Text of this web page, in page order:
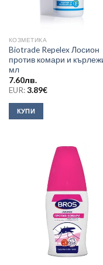
КОЗМЕТИКА
Biotrade Repelex Лосион
против комари и
мл
7.60лв.
EUR:3.89€
КУПИ